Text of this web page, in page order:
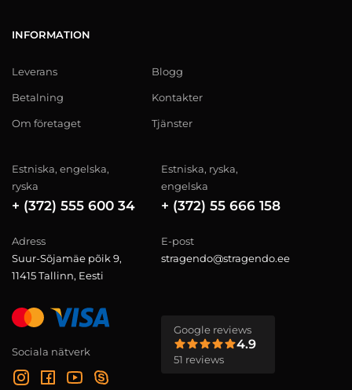
INFORMATION
Leverans
Betalning
Om företaget
Blogg
Kontakter
Tjänster
Estniska, engelska,
ryska
+ (372) 555 600 34
Estniska, ryska,
engelska
+ (372) 55 666 158
Adress
Suur-Sõjamäe põik 9,
11415 Tallinn, Eesti
E-post
stragendo@stragendo.ee
Sociala nätverk
Google reviews
4.9
51 reviews